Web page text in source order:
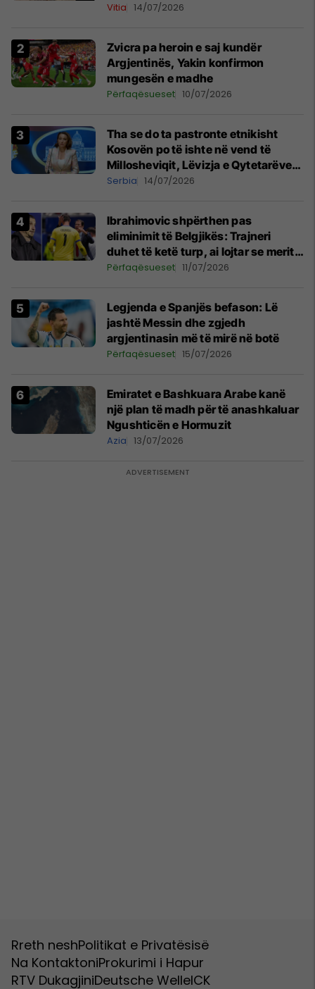
Vitia 14/07/2026
Zvicra pa heroin e saj kundër
Argjentinës, Yakin konfirmon
mungesën e madhe
Përfaqësueset 10/07/2026
Tha se do ta pastronte etnikisht
Kosovën po të ishte në vend të
Millosheviqit, Lëvizja e Qytetarëve
të Lirë në Serbi kërkon shkarkimin e
Serbia 14/07/2026
Ibrahimovic shpërthen pas
eliminimit të Belgjikës: Trajneri
duhet të ketë turp, ai lojtar se meritoi
të luante
Përfaqësueset 11/07/2026
Legjenda e Spanjës befason: Lë
jashtë Messin dhe zgjedh
argjentinasin më të mirë në botë
Përfaqësueset 15/07/2026
Emiratet e Bashkuara Arabe kanë
një plan të madh për të anashkaluar
Ngushticën e Hormuzit
Azia 13/07/2026
Rreth neshPolitikat e Privatësisë
Na KontaktoniProkurimi i Hapur
RTV DukagjiniDeutsche WelleICK